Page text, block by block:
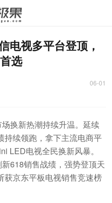
电视多平台登顶，
选
06-01
换新热潮持续升温。延续
持续领跑，拿下主流电商平
LED电视全民换新风暴。
618销售战绩，强势登顶天
获京东平板电视销售竞速榜